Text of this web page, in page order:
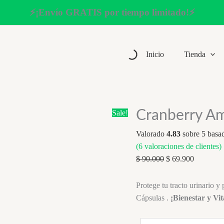
⚡¡Envío GRATIS por tiempo limitado!⚡
Inicio Tienda
Sale! Cranberry
Valorado 4.83 sobre 5
(6 valoraciones de clientes)
$90.000 Original
was:
$ 90.000.
$ 69.900Current
is:
$ 69.900.
Protege tu tracto urinario y
Cápsulas . ¡Bienestar y